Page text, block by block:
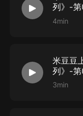
列》-
4min
米豆豆
列》-
3min